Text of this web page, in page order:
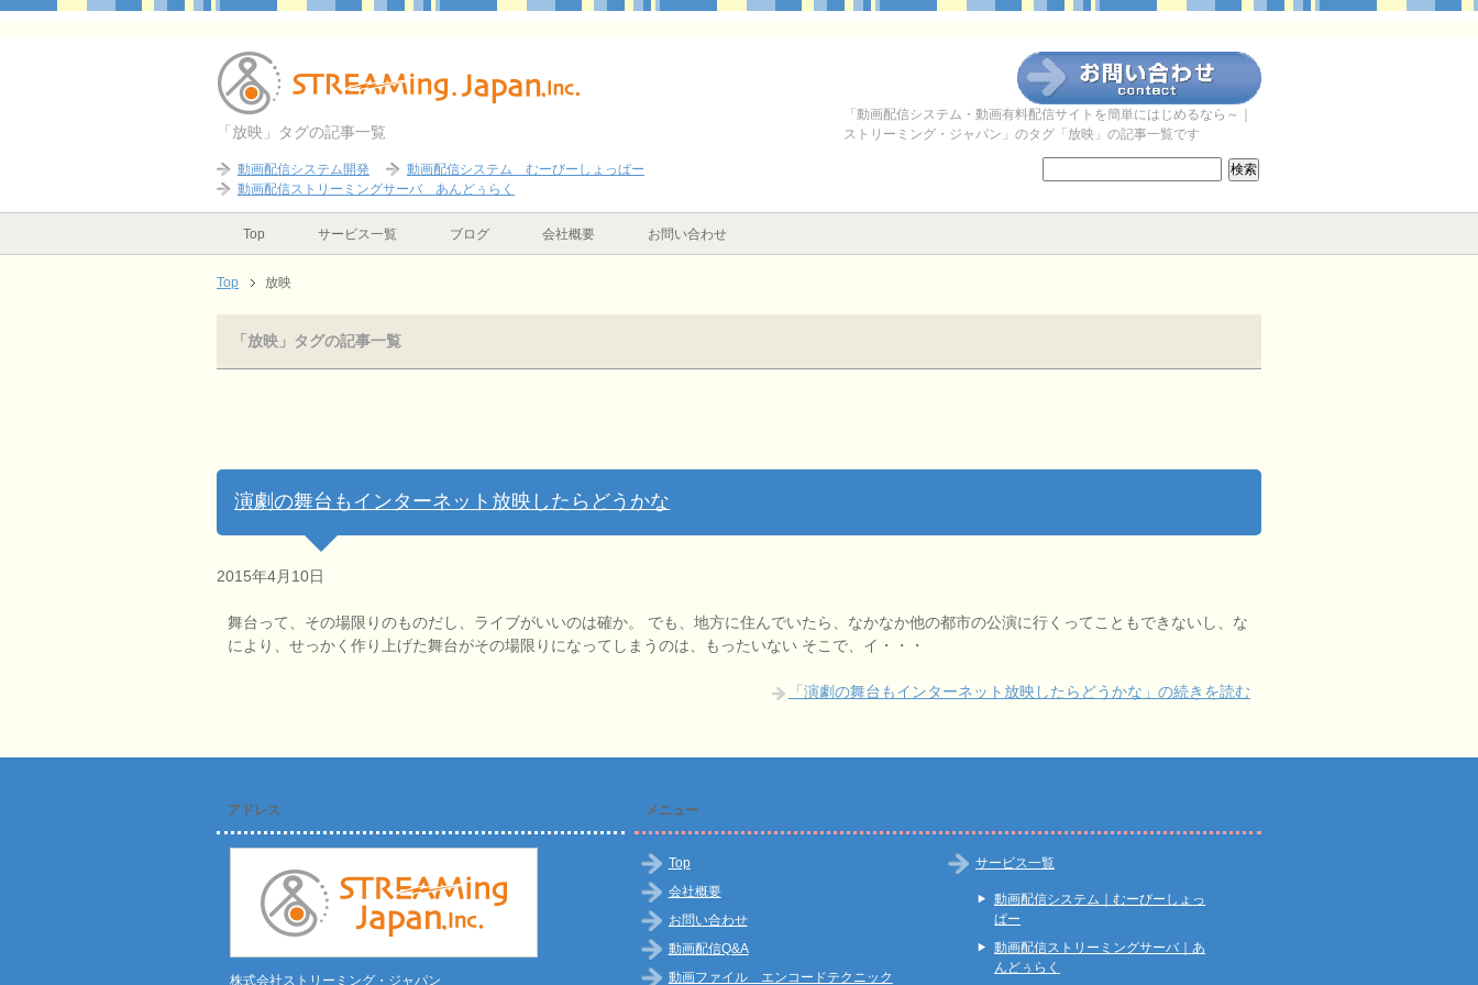
「放映」タグの記事一覧
動画配信システム開発
動画配信システム むーびーしょっぱー
動画配信ストリーミングサーバ あんどぅらく
「動画配信システム・動画有料配信サイトを簡単にはじめるなら～｜
ストリーミング・ジャパン」のタグ「放映」の記事一覧です
Top サービス一覧 ブログ 会社概要 お問い合わせ
Top 放映
「放映」タグの記事一覧
演劇の舞台もインターネット放映したらどうかな
2015年4月10日
舞台って、その場限りのものだし、ライブがいいのは確か。 でも、地方に住んでいたら、なかなか他の都市の公演に行くってこともできないし、な
により、せっかく作り上げた舞台がその場限りになってしまうのは、もったいない そこで、イ・・・
「演劇の舞台もインターネット放映したらどうかな」の続きを読む
アドレス
株式会社ストリーミング・ジャパン
メニュー
Top
会社概要
お問い合わせ
動画配信Q&A
動画ファイル エンコードテクニック
サービス一覧
動画配信システム｜むーびーしょっ
ぱー
動画配信ストリーミングサーバ｜あ
んどぅらく